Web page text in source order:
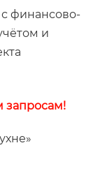
финансово-
и